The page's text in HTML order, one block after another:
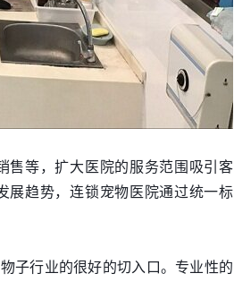
售等，扩大医院的服务范围吸引客
展趋势，连锁宠物医院通过统一标
子行业的很好的切入口。专业性的